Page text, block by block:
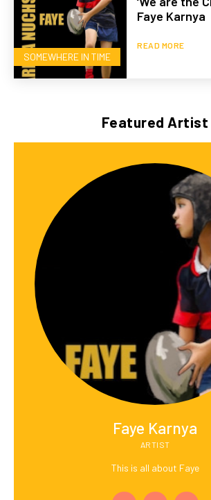
SOMEWHERE IN TIME
Faye Karnya
READ MORE
Featured Artist
Faye Karnya
ARTIST
This is all about Faye